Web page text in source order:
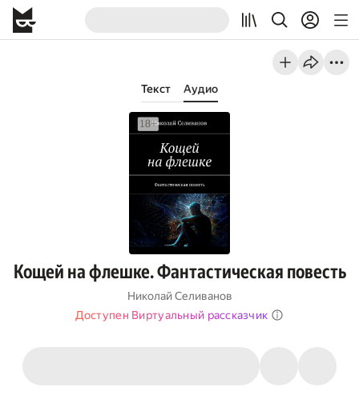
Текст Аудио
Кощей на флешке. Фантастическая повесть
Николай Селиванов
Доступен Виртуальный рассказчик